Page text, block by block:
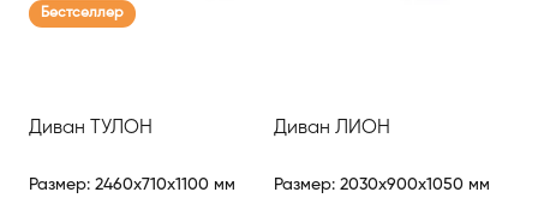
Бестселлер
Диван ТУЛОН
Размер: 2460x710x1100 мм
Диван ЛИОН
Размер: 2030x900x1050 мм